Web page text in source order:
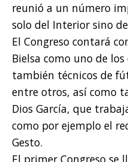
reunió a un número
solo del Interior sino
El Congreso contará
Bielsa como uno de
también técnicos de
entre otros, así como
Dios García, que
como por ejemplo el
Gesto.